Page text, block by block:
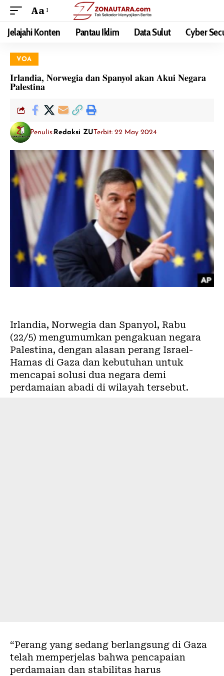
Aa
Jelajahi Konten Pantau Iklim Data Sulut Cyber
VOA
Irlandia, Norwegia dan Spanyol akan Akui Negara
Palestina
Penulis: Redaksi ZUTerbit: 22 May 2024
Irlandia, Norwegia dan Spanyol, Rabu
(22/5) mengumumkan pengakuan negara
Palestina, dengan alasan perang Israel-
Hamas di Gaza dan kebutuhan untuk
mencapai solusi dua negara demi
perdamaian abadi di wilayah tersebut.
“Perang yang sedang berlangsung di Gaza
telah memperjelas bahwa pencapaian
perdamaian dan stabilitas harus